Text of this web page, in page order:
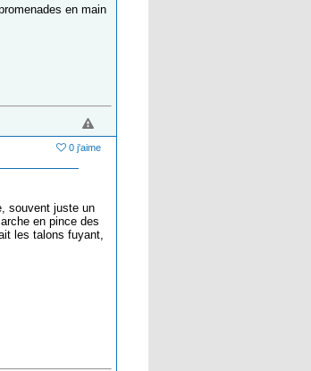
en main
0 j'aime
souvent juste un
en pince des
les talons fuyant,